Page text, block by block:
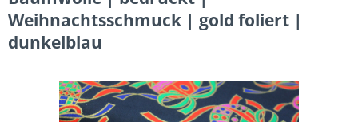
Weihnachtsschmuck | gold foliert |
dunkelblau